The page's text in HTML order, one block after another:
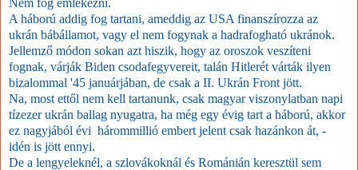
A háború addig fog tartani, ameddig az USA finanszírozza az
ukrán bábállamot, vagy el nem fogynak a hadrafogható ukránok.
Jellemző módon sokan azt hiszik, hogy az oroszok veszíteni
fognak, várják Biden csodafegyvereit, talán Hitlerét várták ilyen
bizalommal '45 januárjában, de csak a II. Ukrán Front jött.
Na, most ettől nem kell tartanunk, csak magyar viszonylatban napi
tízezer ukrán ballag nyugatra, ha még egy évig tart a háború, akkor
ez nagyjából évi hárommillió embert jelent csak hazánkon át, -
idén is jött ennyi.
De a lengyeleknél, a szlovákoknál és Románián keresztül sem